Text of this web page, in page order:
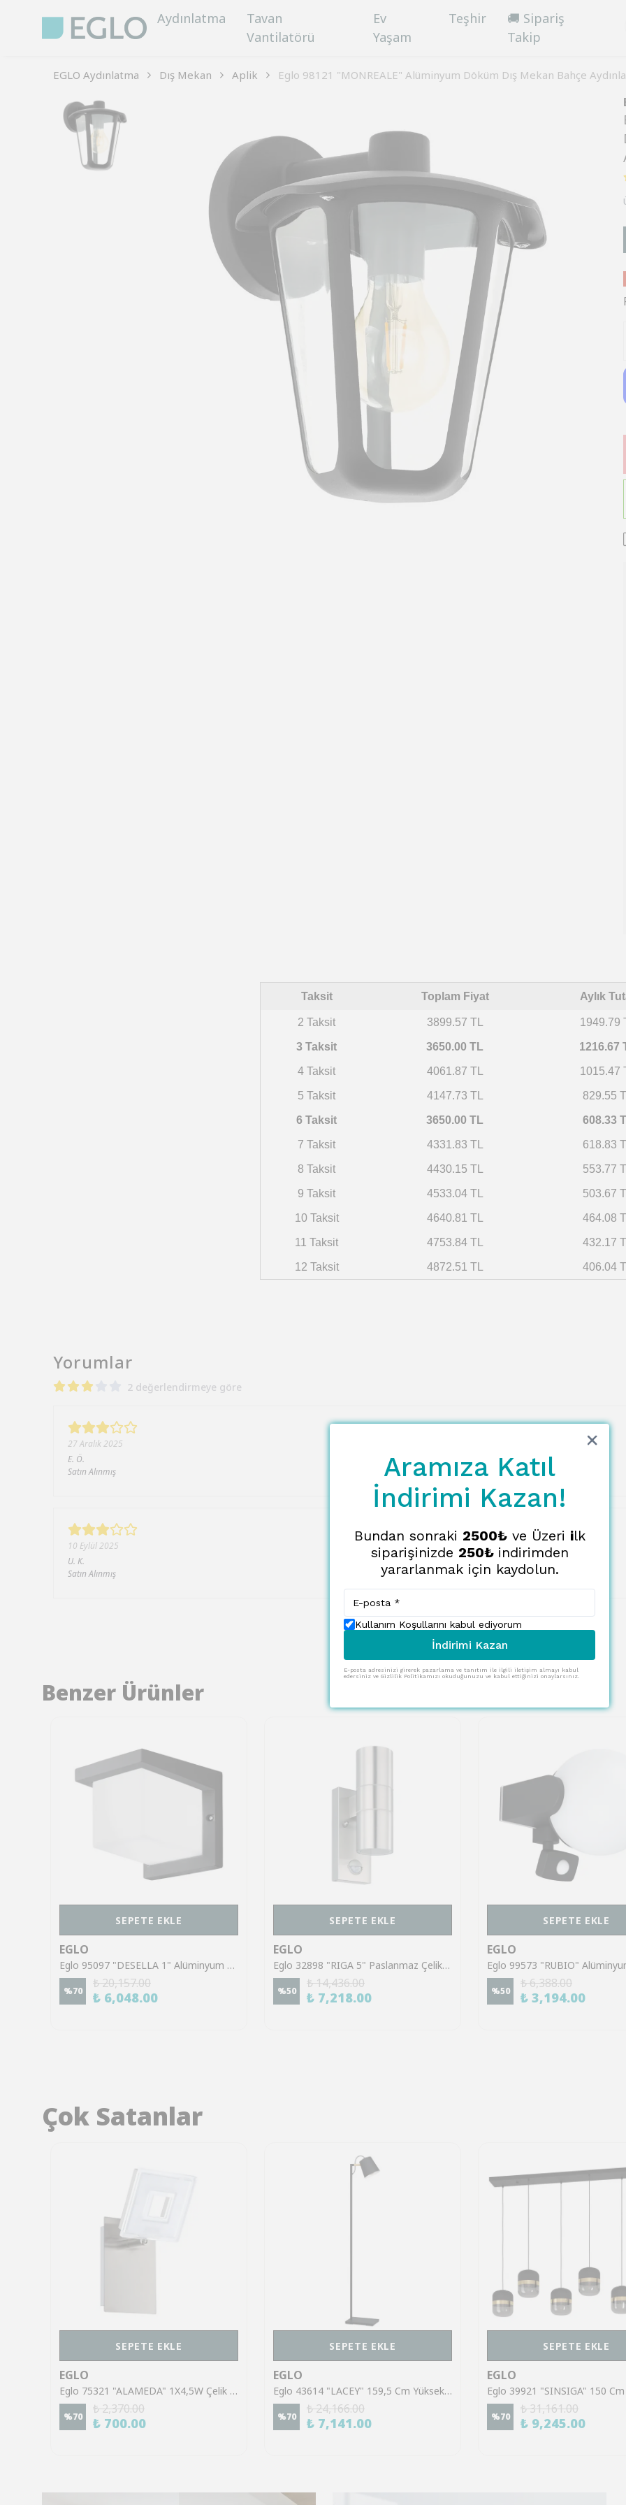
Aydınlatma
Tavan
Vantilatörü
Ev
Yaşam
Teşhir
🚚 Sipariş
Takip
EGLO Aydınlatma Dış Mekan Aplik Eglo 98121 "MONREALE" Alüminyum Döküm Dış Mekan Bahçe
Taksit Toplam Fiyat Aylık
2 Taksit 3899.57 TL 1949.79
3 Taksit 3650.00 TL 1216.67
4 Taksit 4061.87 TL 1015.47
5 Taksit 4147.73 TL 829.55
6 Taksit 3650.00 TL 608.33
7 Taksit 4331.83 TL 618.83
8 Taksit 4430.15 TL 553.77
9 Taksit 4533.04 TL 503.67
10 Taksit 4640.81 TL 464.08
11 Taksit 4753.84 TL 432.17
12 Taksit 4872.51 TL 406.04
Yorumlar
2 değerlendirmeye göre
27 Aralık 2025
E. Ö.
Satın Alınmış
10 Eylül 2025
U. K.
Satın Alınmış
Benzer Ürünler
SEPETE EKLE
EGLO
Eglo 95097 "DESELLA 1" Alüminyum Döküm Dış Mekan Bahçe Aydınlatması Aplik Ip55
%70
₺ 20,157.00
₺ 6,048.00
SEPETE EKLE
EGLO
Eglo 32898 "RIGA 5" Paslanmaz Çelik Dış Mekan Sensörlü Bahçe Aydınlatması Aplik Ip44
%50
₺ 14,436.00
₺ 7,218.00
SEPETE EKLE
EGLO
%50
₺ 6,388.00
₺ 3,194.00
Çok Satanlar
SEPETE EKLE
EGLO
Eglo 75321 "ALAMEDA" 1X4,5W Çelik Nikel Mat Sıva Üstü Spot
%70
₺ 2,370.00
₺ 700.00
SEPETE EKLE
EGLO
Eglo 43614 "LACEY" 159,5 Cm Yüksekliğinde Çelik, Ahşap Köşe Lambası Lambader
%70
₺ 24,166.00
₺ 7,141.00
SEPETE EKLE
EGLO
%70
₺ 31,161.00
₺ 9,245.00
Aramıza Katıl
İndirimi Kazan!
Bundan sonraki 2500₺ve Üzeri ilk
siparişinizde 250₺ indirimden
yararlanmak için kaydolun.
Kullanım Koşullarını kabul ediyorum
İndirimi Kazan
E-posta adresinizi girerek pazarlama ve tanıtım ile ilgili iletişim almayı kabul
edersiniz ve Gizlilik Politikamızı okuduğunuzu ve kabul ettiğinizi onaylarsınız.